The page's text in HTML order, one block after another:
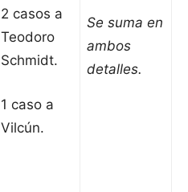
2 casos a
Teodoro
Schmidt.
1 caso a
Vilcún.
Se suma en
ambos
detalles.